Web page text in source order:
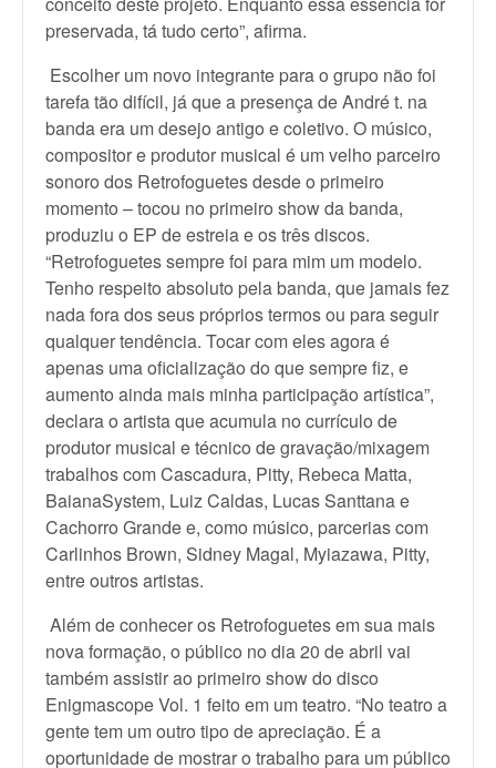
preservada, tá tudo certo”, afirma.
Escolher um novo integrante para o grupo não foi
tarefa tão difícil, já que a presença de André t. na
banda era um desejo antigo e coletivo. O músico,
compositor e produtor musical é um velho parceiro
sonoro dos Retrofoguetes desde o primeiro
momento – tocou no primeiro show da banda,
produziu o EP de estreia e os três discos.
“Retrofoguetes sempre foi para mim um modelo.
Tenho respeito absoluto pela banda, que jamais fez
nada fora dos seus próprios termos ou para seguir
qualquer tendência. Tocar com eles agora é
apenas uma oficialização do que sempre fiz, e
aumento ainda mais minha participação artística”,
declara o artista que acumula no currículo de
produtor musical e técnico de gravação/mixagem
trabalhos com Cascadura, Pitty, Rebeca Matta,
BaianaSystem, Luiz Caldas, Lucas Santtana e
Cachorro Grande e, como músico, parcerias com
Carlinhos Brown, Sidney Magal, Myiazawa, Pitty,
entre outros artistas.
Além de conhecer os Retrofoguetes em sua mais
nova formação, o público no dia 20 de abril vai
também assistir ao primeiro show do disco
Enigmascope Vol. 1 feito em um teatro. “No teatro a
gente tem um outro tipo de apreciação. É a
oportunidade de mostrar o trabalho para um público